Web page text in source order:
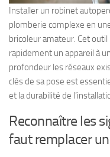
Installer un robinet
plomberie complexe en
bricoleur amateur. Cet
rapidement un appareil à
profondeur les réseaux
clés de sa pose est
et la durabilité de
Reconnaître les
faut remplacer